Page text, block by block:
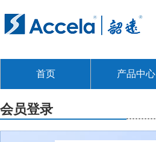
首页 产品中心
会员登录